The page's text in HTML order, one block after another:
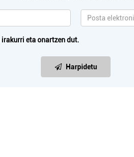
irakurri eta onartzen dut.
Harpidetu